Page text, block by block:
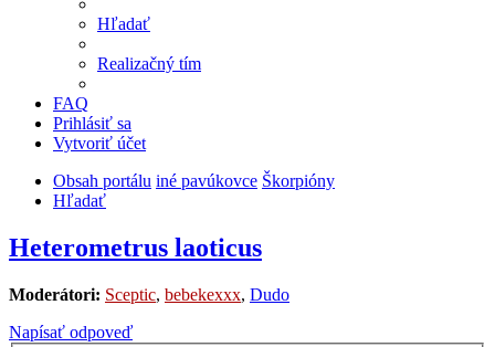
Hľadať
Realizačný tím
FAQ
Prihlásiť sa
Vytvoriť účet
Obsah portálu iné pavúkovce Škorpióny
Hľadať
Heterometrus laoticus
Moderátori: Sceptic, bebekexxx, Dudo
Napísať odpoveď